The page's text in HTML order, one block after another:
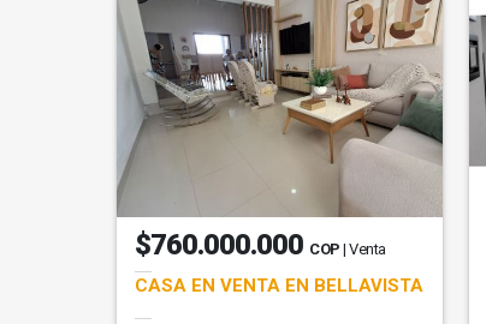
$760.000.000 COP | Venta
CASA EN VENTA EN BELLAVISTA